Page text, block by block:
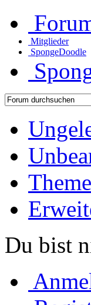
Mitglieder
SpongeDoodle
Du bist